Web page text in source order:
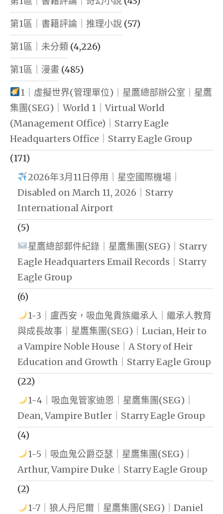
第1區｜書籍評論｜推理小說 (57)
第1區｜未分類 (4,226)
第1區｜漫畫 (485)
1｜虛擬世界(管理單位)｜星鷹總部辦公室｜星鷹
集團(SEG)｜World 1｜Virtual World
(Management Office)｜Starry Eagle
Headquarters Office｜Starry Eagle Group
(171)
2026年3月11日停用｜星空國際機場｜
Disabled on March 11, 2026｜Starry
International Airport
(5)
星鷹總部郵件紀錄｜星鷹集團(SEG)｜Starry
Eagle Headquarters Email Records｜Starry
Eagle Group
(6)
1-3｜盧西安，吸血鬼貴族繼承人｜繼承人教育
與成長故事｜星鷹集團(SEG)｜Lucian, Heir to
a Vampire Noble House｜A Story of Heir
Education and Growth｜Starry Eagle Group
(22)
1-4｜吸血鬼管家迪恩｜星鷹集團(SEG)｜
Dean, Vampire Butler｜Starry Eagle Group
(4)
1-5｜吸血鬼公爵亞瑟｜星鷹集團(SEG)｜
Arthur, Vampire Duke｜Starry Eagle Group
(2)
1-7｜狼人丹尼爾｜星鷹集團(SEG)｜Daniel